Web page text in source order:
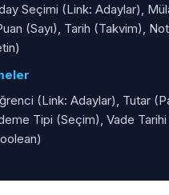
Seçimi (Link: Adaylar),
(Sayı), Tarih (Takvim),
(Link: Adaylar), Tutar
Tipi (Seçim), Vade Tarihi